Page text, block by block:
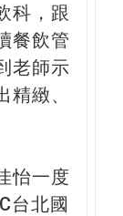
科，跟
餐飲管
老師示
緻、
怡一度
台北國